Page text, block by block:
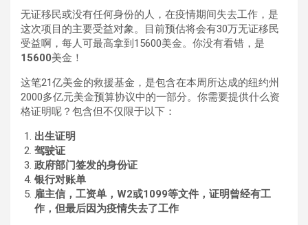
无证移民或没有任何身份的人，在疫情期间失去工作，是
这次项目的主要受益对象。目前预估将会有30万无证移民
受益啊，每人可最高拿到15600美金。你没有看错，是
15600美金！
这笔21亿美金的救援基金，是包含在本周所达成的纽约州
2000多亿元美金预算协议中的一部分。你需要提供什么资
格证明呢？包含但不仅限于以下：
出生证明
驾驶证
政府部门签发的身份证
银行对账单
雇主信，工资单，W2或1099等文件，证明曾经有工
作，但最后因为疫情失去了工作